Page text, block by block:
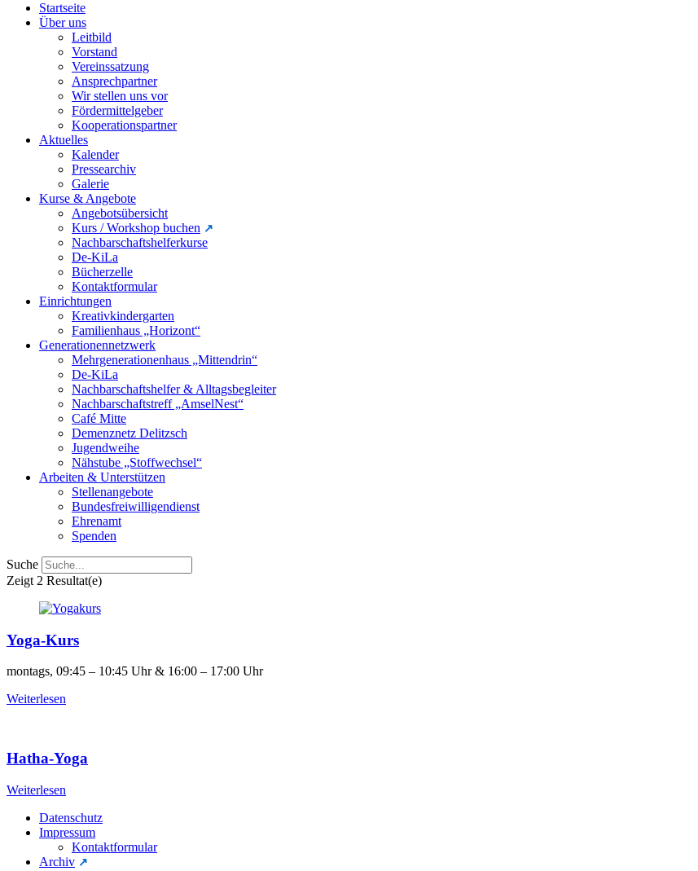
Startseite
Über uns
Leitbild
Vorstand
Vereinssatzung
Ansprechpartner
Wir stellen uns vor
Fördermittelgeber
Kooperationspartner
Aktuelles
Kalender
Pressearchiv
Galerie
Kurse & Angebote
Angebotsübersicht
Kurs / Workshop buchen
Nachbarschaftshelferkurse
De-KiLa
Bücherzelle
Kontaktformular
Einrichtungen
Kreativkindergarten
Familienhaus „Horizont“
Generationennetzwerk
Mehrgenerationenhaus „Mittendrin“
De-KiLa
Nachbarschaftshelfer & Alltagsbegleiter
Nachbarschaftstreff „AmselNest“
Café Mitte
Demenznetz Delitzsch
Jugendweihe
Nähstube „Stoffwechsel“
Arbeiten & Unterstützen
Stellenangebote
Bundesfreiwilligendienst
Ehrenamt
Spenden
Suche
Zeigt 2 Resultat(e)
Yoga-Kurs
montags, 09:45 – 10:45 Uhr & 16:00 – 17:00 Uhr
Weiterlesen
Hatha-Yoga
Weiterlesen
Datenschutz
Impressum
Kontaktformular
Archiv